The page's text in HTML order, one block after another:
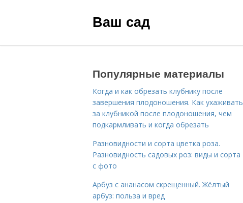
Ваш сад
Популярные материалы
Когда и как обрезать клубнику после
завершения плодоношения. Как ухаживать
за клубникой после плодоношения, чем
подкармливать и когда обрезать
Разновидности и сорта цветка роза.
Разновидность садовых роз: виды и сорта
с фото
Арбуз с ананасом скрещенный. Жёлтый
арбуз: польза и вред